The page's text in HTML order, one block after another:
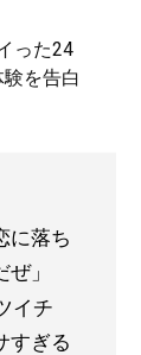
った24
を告白
に落ち
」
イチ
すぎる